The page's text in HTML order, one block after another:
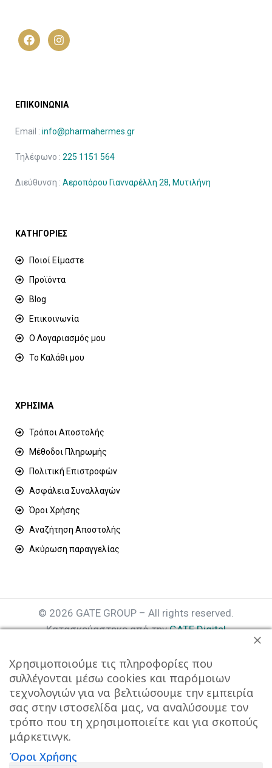
ΕΠΙΚΟΙΝΩΝΙΑ
Email : info@pharmahermes.gr
Τηλέφωνο : 225 1151 564
Διεύθυνση : Αεροπόρου Γιανναρέλλη 28, Μυτιλήνη
ΚΑΤΗΓΟΡΙΕΣ
Ποιοί Είμαστε
Προϊόντα
Blog
Επικοινωνία
Ο Λογαριασμός μου
Το Καλάθι μου
ΧΡΗΣΙΜΑ
Τρόποι Αποστολής
Μέθοδοι Πληρωμής
Πολιτική Επιστροφών
Ασφάλεια Συναλλαγών
Όροι Χρήσης
Αναζήτηση Αποστολής
Ακύρωση παραγγελίας
© 2026 GATE GROUP – All rights reserved.
Κατασκεύαστηκε από τηνGATE Digital
Αριθμός Γ.Ε.ΜΗ. : 077935642000
Χρησιμοποιούμε τις πληροφορίες που
συλλέγονται μέσω cookies και παρόμοιων
τεχνολογιών για να βελτιώσουμε την εμπειρία
σας στην ιστοσελίδα μας, να αναλύσουμε τον
τρόπο που τη χρησιμοποιείτε και για σκοπούς
μάρκετινγκ.
Όροι Χρήσης